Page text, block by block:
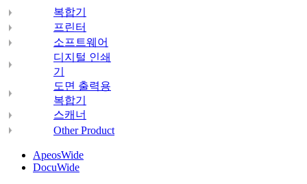
복합기
프린터
소프트웨어
디지털 인쇄
기
도면 출력용
복합기
스캐너
Other Product
ApeosWide
DocuWide